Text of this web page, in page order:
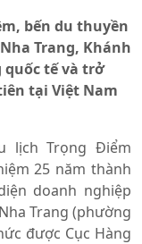
bến du thuyền
Trang, Khánh
quốc tế và trở
tại Việt Nam
lịch Trọng Điểm
25 năm thành
doanh nghiệp
Trang (phường
được Cục Hàng